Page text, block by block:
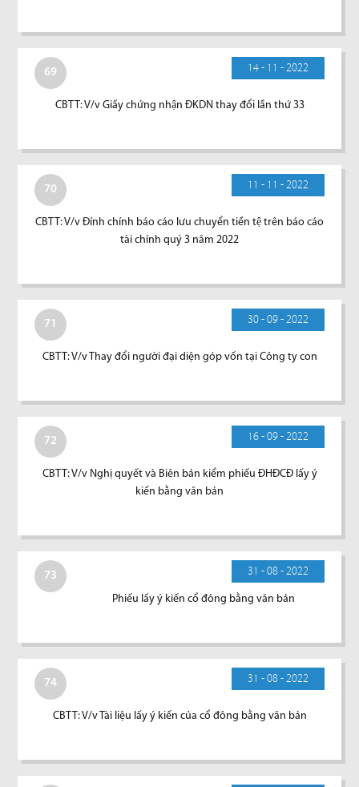
69 14 - 11 - 2022
CBTT: V/v Giấy chứng nhận ĐKDN thay đổi lần thứ 33
70 11 - 11 - 2022
CBTT: V/v Đính chính báo cáo lưu chuyển tiền tệ trên báo cáo
tài chính quý 3 năm 2022
71 30 - 09 - 2022
CBTT: V/v Thay đổi người đại diện góp vốn tại Công ty con
72 16 - 09 - 2022
CBTT: V/v Nghị quyết và Biên bản kiểm phiếu ĐHĐCĐ lấy ý
kiến bằng văn bản
73 31 - 08 - 2022
Phiếu lấy ý kiến cổ đông bằng văn bản
74 31 - 08 - 2022
CBTT: V/v Tài liệu lấy ý kiến của cổ đông bằng văn bản